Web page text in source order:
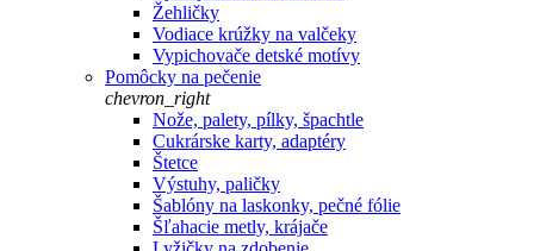
Žehličky
Vodiace krúžky na valčeky
Vypichovače detské motívy
Pomôcky na pečenie
chevron_right
Nože, palety, pílky, špachtle
Cukrárske karty, adaptéry
Štetce
Výstuhy, paličky
Šablóny na laskonky, pečné fólie
Šľahacie metly, krájače